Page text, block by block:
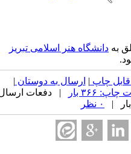
هنر اسلامی تبریز
|ارسال به دوستان
| دفعات ارسال